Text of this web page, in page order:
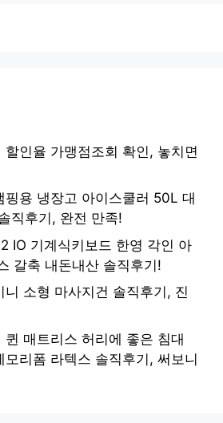
할인율 가맹점조회 확인, 놓치면
핑용 냉장고 아이스쿨러 50L 대
직후기, 완전 만족!
IO 기계식키보드 한영 각인 아
갈축 내돈내산 솔직후기!
니 소형 마사지건 솔직후기, 진
퀸 매트리스 허리에 좋은 침대
모리폼 라텍스 솔직후기, 써보니